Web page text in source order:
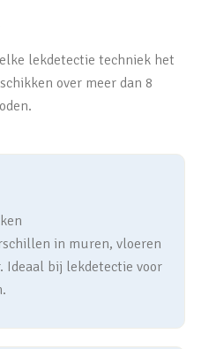
lekdetectie techniek het
over meer dan 8
in muren, vloeren
Ideaal bij lekdetectie voor